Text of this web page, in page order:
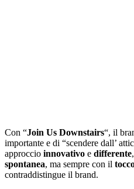
Con “Join Us Downstairs“, il
importante e di “scendere dall’
approccio innovativo e differente
spontanea, ma sempre con il
contraddistingue il brand.